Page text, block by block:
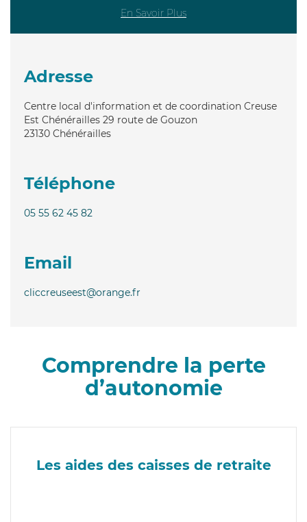
En Savoir Plus
Adresse
Centre local d'information et de coordination Creuse
Est Chénérailles 29 route de Gouzon
23130 Chénérailles
Téléphone
05 55 62 45 82
Email
cliccreuseest@orange.fr
Comprendre la perte
d’autonomie
Les aides des caisses de retraite